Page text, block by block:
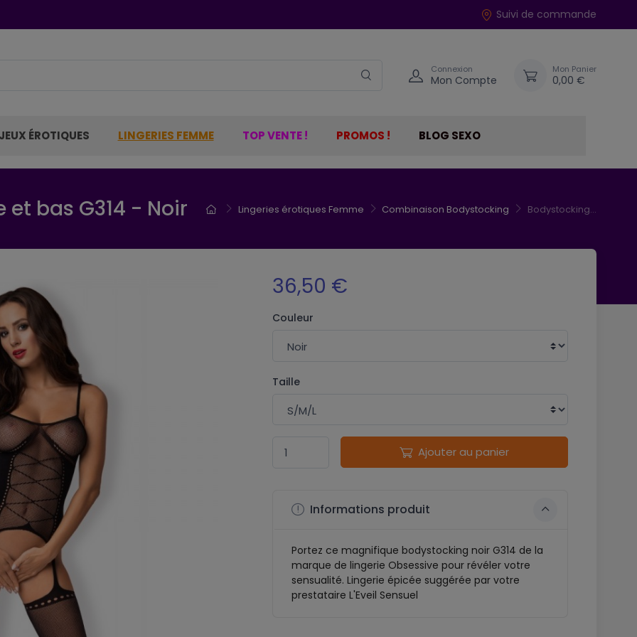
Suivi de commande
Connexion
Mon Compte
Mon Panier
0,00 €
ÉROTIQUES LINGERIES FEMME TOP VENTE ! PROMOS ! BLOG SEXO
Lingeries érotiques Femme Combinaison Bodystocking Bodystocking...
bas G314 - Noir
36,50 €
Couleur
Taille
Ajouter au panier
Informations produit
Portez ce magnifique bodystocking noir G314 de la
marque de lingerie Obsessive pour révéler votre
sensualité. Lingerie épicée suggérée par votre
prestataire L'Eveil Sensuel